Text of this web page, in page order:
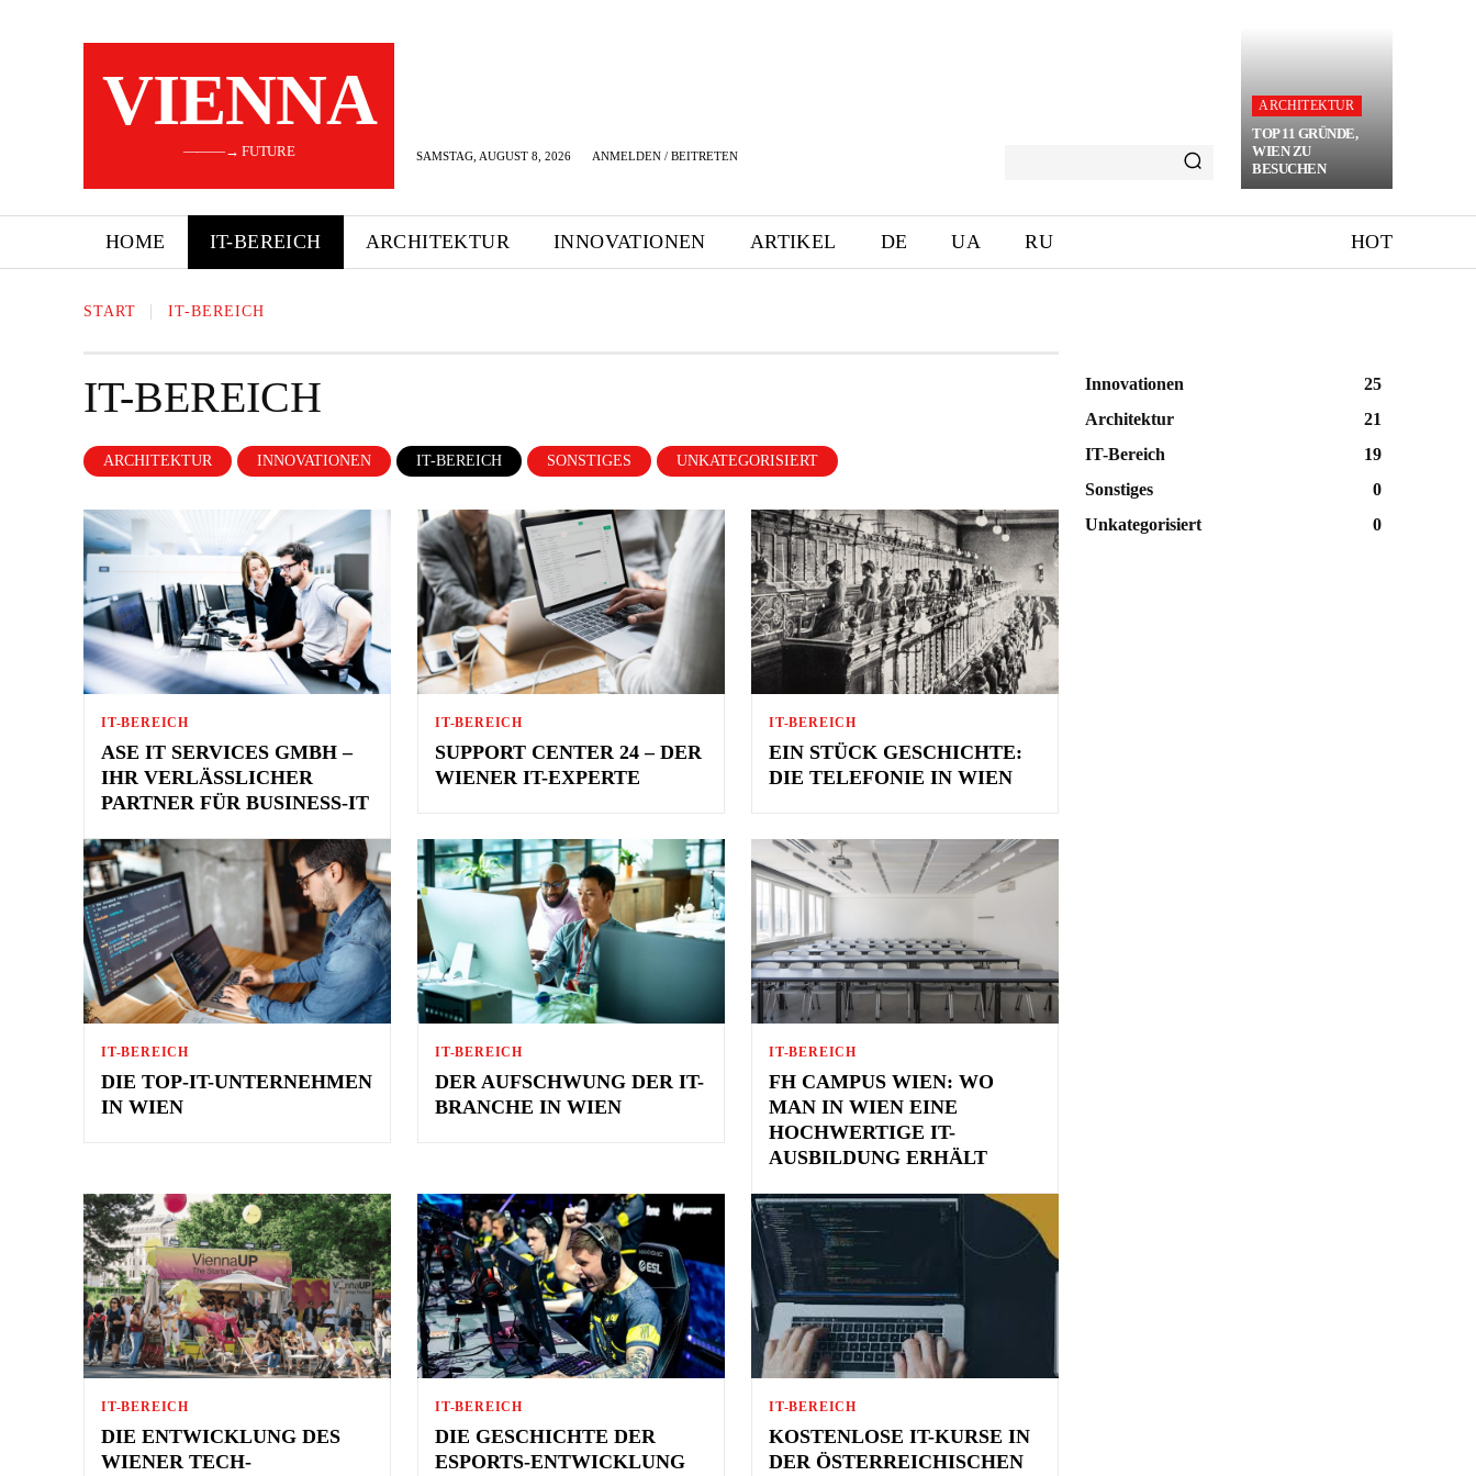
VIENNA
———→ FUTURE SAMSTAG, AUGUST 8, 2026 ANMELDEN / BEITRETEN
ARCHITEKTUR
TOP 11 GRÜNDE,
WIEN ZU
BESUCHEN
HOME IT-BEREICH ARCHITEKTUR INNOVATIONEN ARTIKEL DE UA RU HOT
START IT-BEREICH
IT-BEREICH
ARCHITEKTUR INNOVATIONEN IT-BEREICH SONSTIGES UNKATEGORISIERT
IT-BEREICH
ASE IT SERVICES GMBH –
IHR VERLÄSSLICHER
PARTNER FÜR BUSINESS-IT
IT-BEREICH
SUPPORT CENTER 24 – DER
WIENER IT-EXPERTE
IT-BEREICH
EIN STÜCK GESCHICHTE:
DIE TELEFONIE IN WIEN
IT-BEREICH
DIE TOP-IT-UNTERNEHMEN
IN WIEN
IT-BEREICH
DER AUFSCHWUNG DER IT-
BRANCHE IN WIEN
IT-BEREICH
FH CAMPUS WIEN: WO
MAN IN WIEN EINE
HOCHWERTIGE IT-
AUSBILDUNG ERHÄLT
IT-BEREICH
DIE ENTWICKLUNG DES
WIENER TECH-
IT-BEREICH
DIE GESCHICHTE DER
ESPORTS-ENTWICKLUNG
IT-BEREICH
KOSTENLOSE IT-KURSE IN
DER ÖSTERREICHISCHEN
Innovationen
25
Architektur
21
IT-Bereich
19
Sonstiges
0
Unkategorisiert
0